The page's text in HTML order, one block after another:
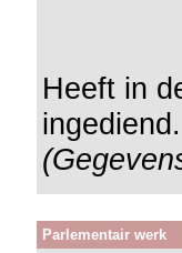
Heeft in
ingediend.
Parlementair werk